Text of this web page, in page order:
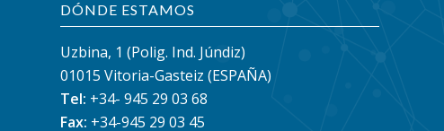
DÓNDE ESTAMOS
Uzbina, 1 (Polig. Ind. Júndiz)
01015 Vitoria-Gasteiz (ESPAÑA)
Tel: +34- 945 29 03 68
Fax: +34-945 29 03 45